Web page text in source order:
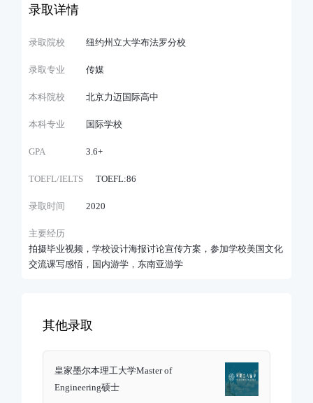
录取详情
录取院校 纽约州立大学布法罗分校
录取专业 传媒
本科院校 北京力迈国际高中
本科专业 国际学校
GPA 3.6+
TOEFL/IELTS TOEFL:86
录取时间 2020
主要经历
拍摄毕业视频，学校设计海报讨论宣传方案，参加学校美国文化
交流课写感悟，国内游学，东南亚游学
其他录取
皇家墨尔本理工大学Master of
Engineering硕士